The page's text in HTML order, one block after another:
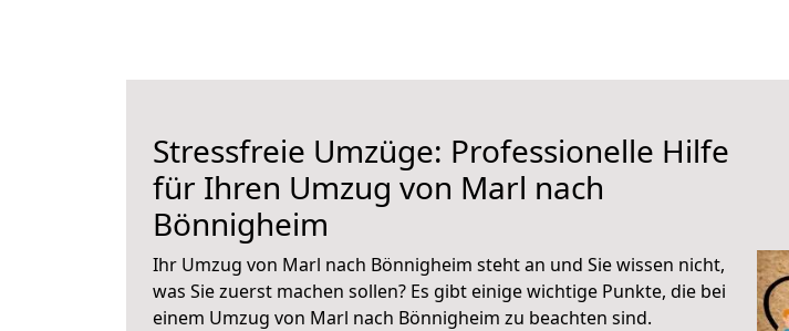
Stressfreie Umzüge: Professionelle Hilfe
für Ihren Umzug von Marl nach
Bönnigheim
Ihr Umzug von Marl nach Bönnigheim steht an und Sie wissen nicht,
was Sie zuerst machen sollen? Es gibt einige wichtige Punkte, die bei
einem Umzug von Marl nach Bönnigheim zu beachten sind.